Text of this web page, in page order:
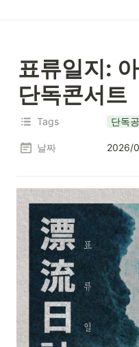
표류일지:
단독콘서트
Tags 단독
날짜 2026/